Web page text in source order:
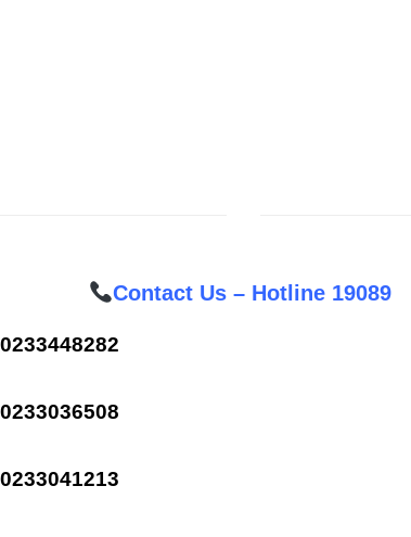
Contact Us – Hotline 19089
0233448282
0233036508
0233041213